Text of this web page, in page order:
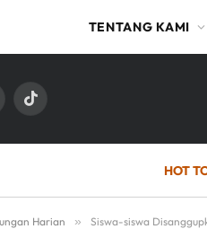
TENTANG KAMI
TikTok
HOT
Harian » Siswa-siswa